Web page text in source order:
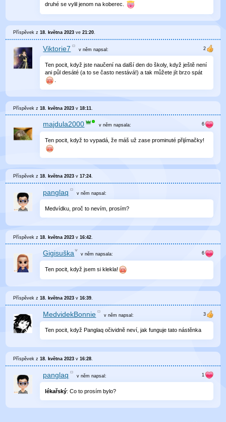
druhé se vylil jenom na koberec.
Příspěvek z18. května 2023 ve21:20.
Viktorie7 v němnapsal:
Ten pocit, když jste naučení na další den do školy, když ještě není
ani půl desáté (a to se často nestává!) a tak můžete jít brzo spát
Příspěvek z18. května 2023 v18:11
majdula2000 v něm napsala:
Ten pocit, když to vypadá, že máš už zase prominuté přijímačky!
Příspěvek z18. května 2023 v17:24.
panglaq v němnapsal:
Medvídku, proč to nevím, prosím?
Příspěvek z18. května 2023 v16:42
Gigisuška v něm napsala:
Ten pocit, když jsem si klekla!
Příspěvek z18. května 2023 v16:39
MedvidekBonnie v němnapsal:
Ten pocit, když Panglaq očividně neví, jak funguje tato nástěnka
Příspěvek z18. května 2023 v16:28.
panglaq v němnapsal:
lékařský: Co to prosím bylo?